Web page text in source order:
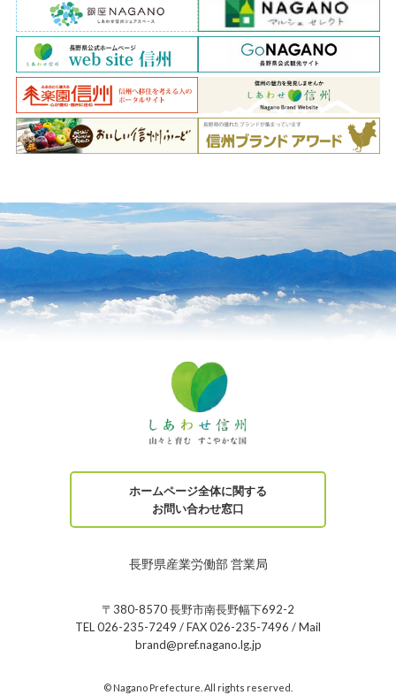
ホームページ全体に関する
お問い合わせ窓口
長野県産業労働部 営業局
〒380-8570 長野市南長野幅下692-2
TEL 026-235-7249 / FAX 026-235-7496 / Mail
brand@pref.nagano.lg.jp
© Nagano Prefecture. All rights reserved.